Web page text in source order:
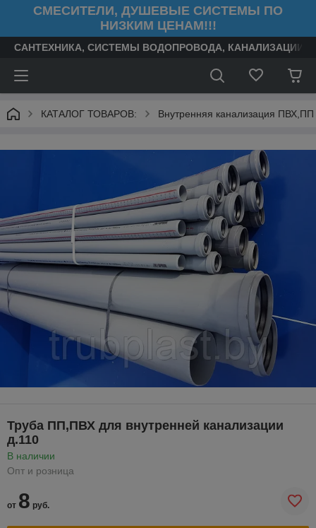
СМЕСИТЕЛИ, ДУШЕВЫЕ СИСТЕМЫ ПО
НИЗКИМ ЦЕНАМ!!!
САНТЕХНИКА, СИСТЕМЫ ВОДОПРОВОДА, КАНАЛИЗАЦИИ,
КАТАЛОГ ТОВАРОВ: Внутренняя канализация ПВХ,ПП
Труба ПП,ПВХ для внутренней канализации
д.110
В наличии
Опт и розница
от 8 руб.